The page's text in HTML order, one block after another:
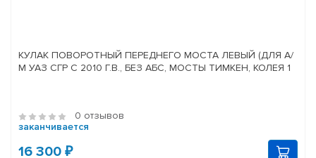
КУЛАК ПОВОРОТНЫЙ ПЕРЕДНЕГО МОСТА ЛЕВЫЙ (ДЛЯ А/
М УАЗ СГР С 2010 Г.В., БЕЗ АБС, МОСТЫ ТИМКЕН, КОЛЕЯ 1
0 отзывов
заканчивается
16 300 ₽